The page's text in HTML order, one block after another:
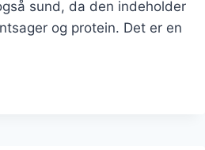
sund, da den indeholder
og protein. Det er en